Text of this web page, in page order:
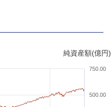
純資産額(億円)
500.00
750.00